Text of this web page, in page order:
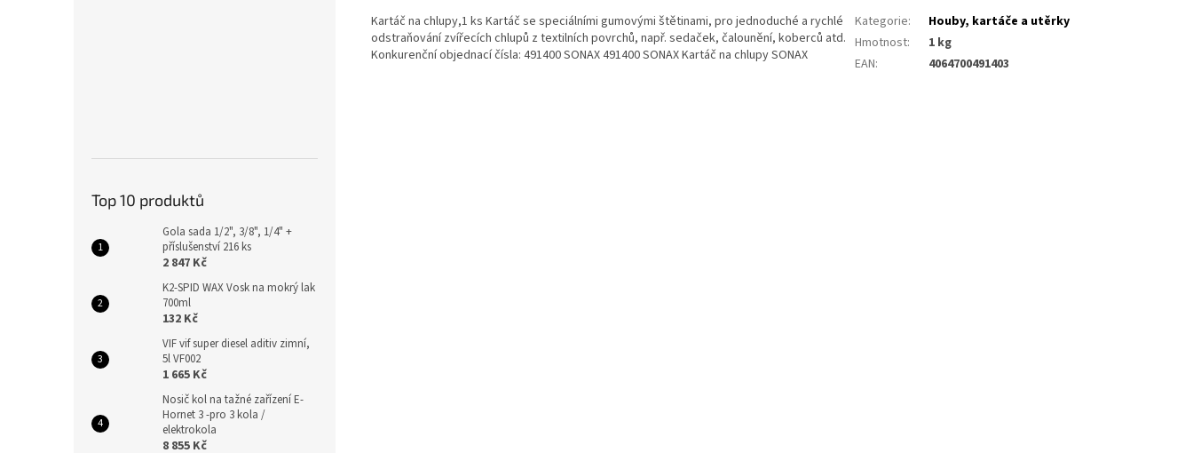
Top 10 produktů
Gola sada 1/2", 3/8", 1/4" +
příslušenství 216 ks
2 847 Kč
K2-SPID WAX Vosk na mokrý lak
700ml
132 Kč
VIF vif super diesel aditiv zimní,
5l VF002
1 665 Kč
Nosič kol na tažné zařízení E-
Hornet 3 -pro 3 kola /
elektrokola
8 855 Kč
Kartáč na chlupy,1 ks Kartáč se speciálními gumovými štětinami, pro jednoduché a rychlé
odstraňování zvířecích chlupů z textilních povrchů, např. sedaček, čalounění, koberců atd.
Konkurenční objednací čísla: 491400 SONAX 491400 SONAX Kartáč na chlupy SONAX
Kategorie:
Houby, kartáče a utěrky
Hmotnost:
1 kg
EAN: 4064700491403